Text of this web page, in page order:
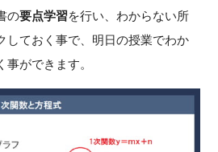
の要点学習を行い、わからない所
しておく事で、明日の授業でわか
ができます。